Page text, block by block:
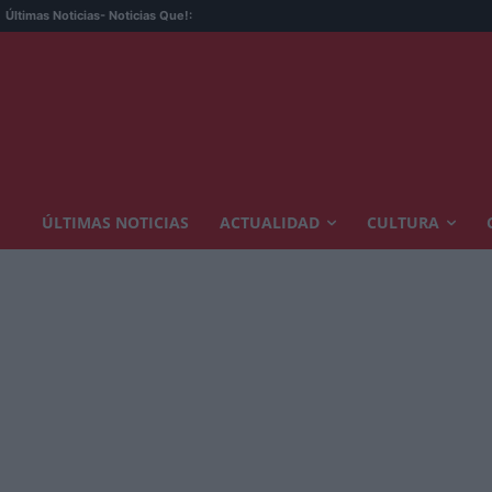
Últimas Noticias- Noticias Que!:
ÚLTIMAS NOTICIAS ACTUALIDAD CULTURA